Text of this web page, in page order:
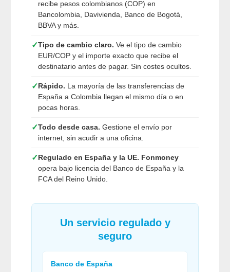
recibe pesos colombianos (COP) en
Bancolombia, Davivienda, Banco de Bogotá,
BBVA y más.
✓Tipo de cambio claro. Ve el tipo de cambio
EUR/COP y el importe exacto que recibe el
destinatario antes de pagar. Sin costes ocultos.
✓Rápido. La mayoría de las transferencias de
España a Colombia llegan el mismo día o en
pocas horas.
✓Todo desde casa. Gestione el envío por
internet, sin acudir a una oficina.
✓Regulado en España y la UE. Fonmoney
opera bajo licencia del Banco de España y la
FCA del Reino Unido.
Un servicio regulado y
seguro
Banco de España